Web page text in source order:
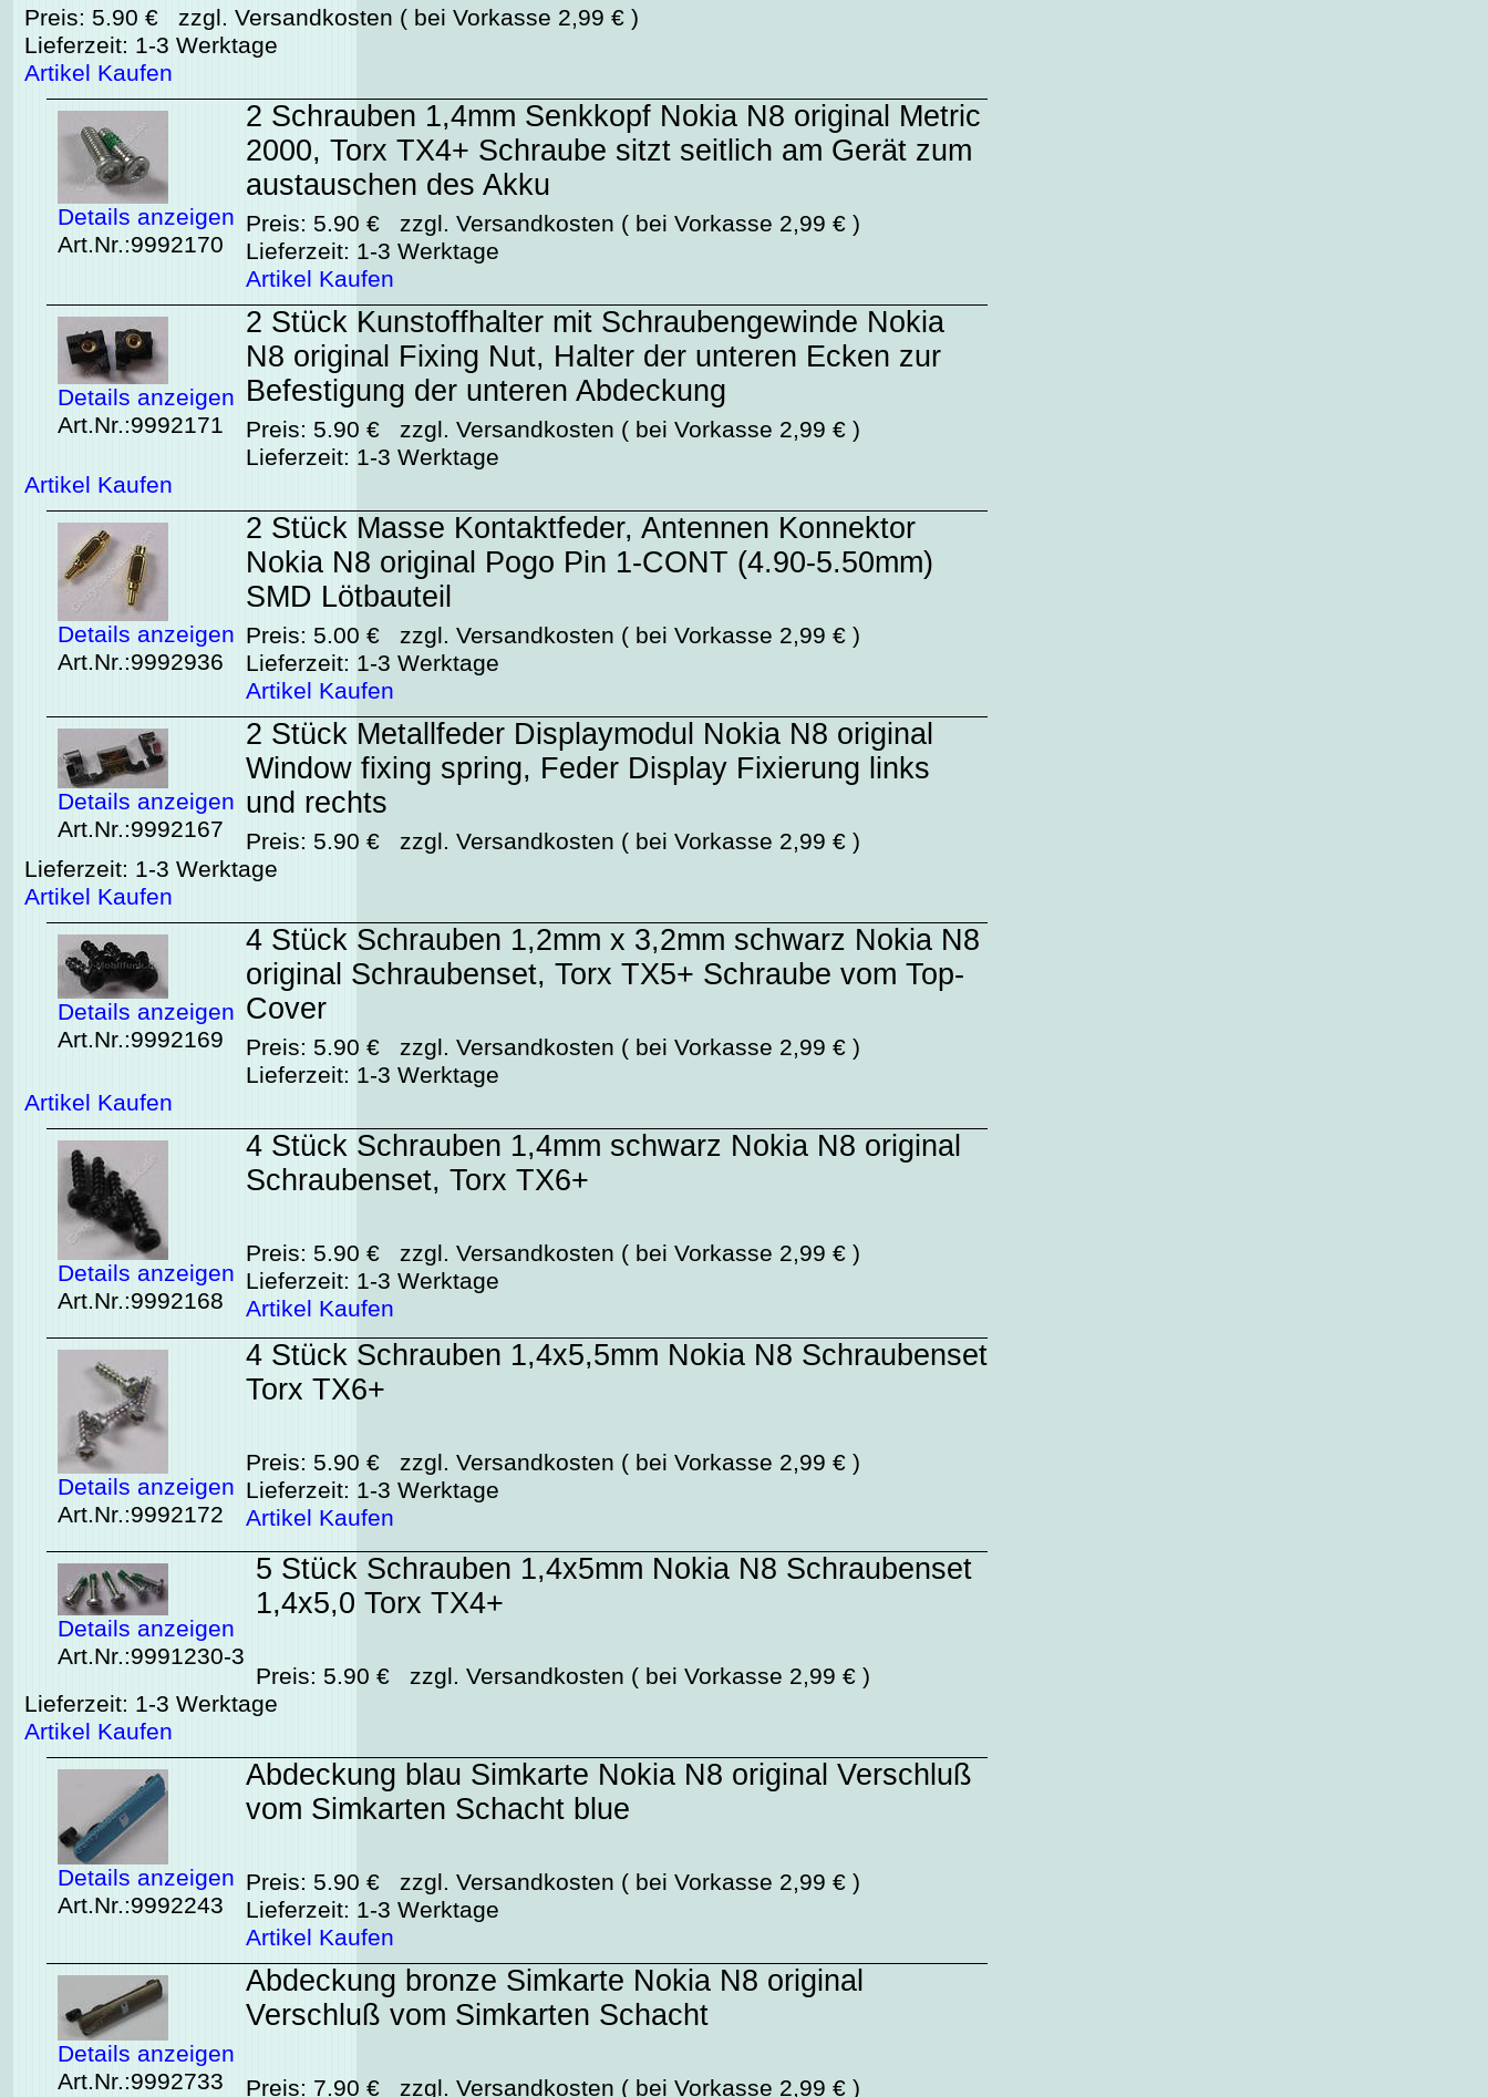
Preis: 5.90 € zzgl. Versandkosten ( bei Vorkasse 2,99 € )
Lieferzeit: 1-3 Werktage
Artikel Kaufen
Details anzeigen
Art.Nr.:9992170
2 Schrauben 1,4mm Senkkopf Nokia N8 original Metric
2000, Torx TX4+ Schraube sitzt seitlich am Gerät zum
austauschen des Akku
Preis: 5.90 € zzgl. Versandkosten ( bei Vorkasse 2,99 € )
Lieferzeit: 1-3 Werktage
Artikel Kaufen
Details anzeigen
Art.Nr.:9992171
2 Stück Kunstoffhalter mit Schraubengewinde Nokia
N8 original Fixing Nut, Halter der unteren Ecken zur
Befestigung der unteren Abdeckung
Preis: 5.90 € zzgl. Versandkosten ( bei Vorkasse 2,99 € )
Lieferzeit: 1-3 Werktage
Artikel Kaufen
Details anzeigen
Art.Nr.:9992936
2 Stück Masse Kontaktfeder, Antennen Konnektor
Nokia N8 original Pogo Pin 1-CONT (4.90-5.50mm)
SMD Lötbauteil
Preis: 5.00 € zzgl. Versandkosten ( bei Vorkasse 2,99 € )
Lieferzeit: 1-3 Werktage
Artikel Kaufen
Details anzeigen
Art.Nr.:9992167
2 Stück Metallfeder Displaymodul Nokia N8 original
Window fixing spring, Feder Display Fixierung links
und rechts
Preis: 5.90 € zzgl. Versandkosten ( bei Vorkasse 2,99 € )
Lieferzeit: 1-3 Werktage
Artikel Kaufen
Details anzeigen
Art.Nr.:9992169
4 Stück Schrauben 1,2mm x 3,2mm schwarz Nokia N8
original Schraubenset, Torx TX5+ Schraube vom Top-
Cover
Preis: 5.90 € zzgl. Versandkosten ( bei Vorkasse 2,99 € )
Lieferzeit: 1-3 Werktage
Artikel Kaufen
Details anzeigen
Art.Nr.:9992168
4 Stück Schrauben 1,4mm schwarz Nokia N8 original
Schraubenset, Torx TX6+
Preis: 5.90 € zzgl. Versandkosten ( bei Vorkasse 2,99 € )
Lieferzeit: 1-3 Werktage
Artikel Kaufen
Details anzeigen
Art.Nr.:9992172
4 Stück Schrauben 1,4x5,5mm Nokia N8 Schraubenset
Torx TX6+
Preis: 5.90 € zzgl. Versandkosten ( bei Vorkasse 2,99 € )
Lieferzeit: 1-3 Werktage
Artikel Kaufen
Details anzeigen
Art.Nr.:9991230-3
5 Stück Schrauben 1,4x5mm Nokia N8 Schraubenset
1,4x5,0 Torx TX4+
Preis: 5.90 € zzgl. Versandkosten ( bei Vorkasse 2,99 € )
Lieferzeit: 1-3 Werktage
Artikel Kaufen
Details anzeigen
Art.Nr.:9992243
Abdeckung blau Simkarte Nokia N8 original Verschluß
vom Simkarten Schacht blue
Preis: 5.90 € zzgl. Versandkosten ( bei Vorkasse 2,99 € )
Lieferzeit: 1-3 Werktage
Artikel Kaufen
Details anzeigen
Art.Nr.:9992733
Abdeckung bronze Simkarte Nokia N8 original
Verschluß vom Simkarten Schacht
Preis: 7.90 € zzgl. Versandkosten ( bei Vorkasse 2,99 € )